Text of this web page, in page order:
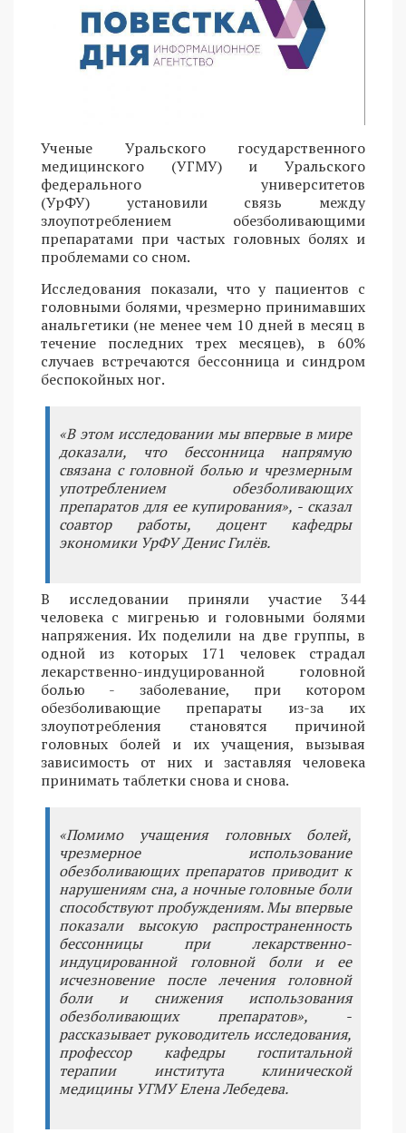
Ученые Уральского государственного
медицинского (УГМУ) и Уральского
федерального университетов
(УрФУ) установили связь между
злоупотреблением обезболивающими
препаратами при частых головных болях и
проблемами со сном.
Исследования показали, что у пациентов с
головными болями, чрезмерно принимавших
анальгетики (не менее чем 10 дней в месяц в
течение последних трех месяцев), в 60%
случаев встречаются бессонница и синдром
беспокойных ног.
«В этом исследовании мы впервые в мире
доказали, что бессонница напрямую
связана с головной болью и чрезмерным
употреблением обезболивающих
препаратов для ее купирования», - сказал
соавтор работы, доцент кафедры
экономики УрФУ Денис Гилёв.
В исследовании приняли участие 344
человека с мигренью и головными болями
напряжения. Их поделили на две группы, в
одной из которых 171 человек страдал
лекарственно-индуцированной головной
болью - заболевание, при котором
обезболивающие препараты из-за их
злоупотребления становятся причиной
головных болей и их учащения, вызывая
зависимость от них и заставляя человека
принимать таблетки снова и снова.
«Помимо учащения головных болей,
чрезмерное использование
обезболивающих препаратов приводит к
нарушениям сна, а ночные головные боли
способствуют пробуждениям. Мы впервые
показали высокую распространенность
бессонницы при лекарственно-
индуцированной головной боли и ее
исчезновение после лечения головной
боли и снижения использования
обезболивающих препаратов», -
рассказывает руководитель исследования,
профессор кафедры госпитальной
терапии института клинической
медицины УГМУ Елена Лебедева.